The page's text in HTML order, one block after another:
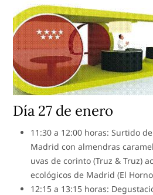
Día 27 de enero
11:30 a 12:00 horas: Surtido
Madrid con almendras
uvas de corinto (Truz & Truz)
ecológicos de Madrid (El
12:15 a 13:15 horas: